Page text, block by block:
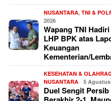
NUSANTARA,TNI &
2026
Wapang TNI
LHP BPK atas
Keuangan
Kementerian/
KESEHATAN &
NUSANTARA
5 Agustus
Duel Sengit